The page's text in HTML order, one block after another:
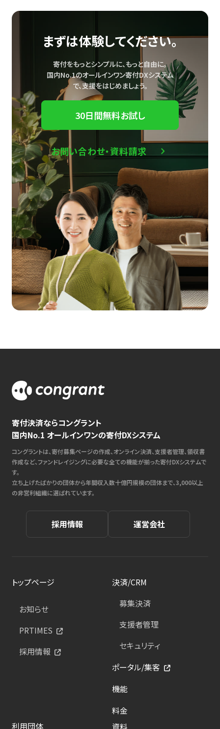
まずは体験してください。
寄付をもっとシンプルに、もっと自由に。
国内No.1のオールインワン寄付DXシステム
で、支援をはじめましょう。
30日間無料お試し
お問い合わせ・資料請求
寄付決済ならコングラント
国内No.1 オールインワンの寄付DXシステム
コングラントは、寄付募集ページの作成、オンライン決済、支援者管理、領収書
作成など、ファンドレイジングに必要な全ての機能が揃った寄付DXシステムで
す。
立ち上げたばかりの団体から年間収入数十億円規模の団体まで、3,000以上
の非営利組織に選ばれています。
採用情報 運営会社
トップページ
お知らせ
PRTIMES
採用情報
決済/CRM
募集決済
支援者管理
セキュリティ
ポータル/集客
機能
料金
利用団体
資料